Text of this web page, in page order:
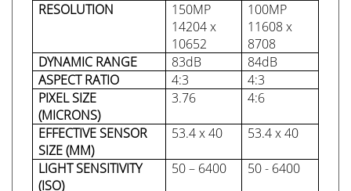
RESOLUTION
150MP
14204 x
10652
100MP
11608 x
8708
DYNAMIC RANGE
83dB
84dB
ASPECT RATIO
4:3
4:3
PIXEL SIZE
(MICRONS)
3.76 4:6
EFFECTIVE SENSOR
SIZE (MM)
53.4 x 40 53.4 x 40
LIGHT SENSITIVITY
(ISO)
50 – 6400 50 - 6400